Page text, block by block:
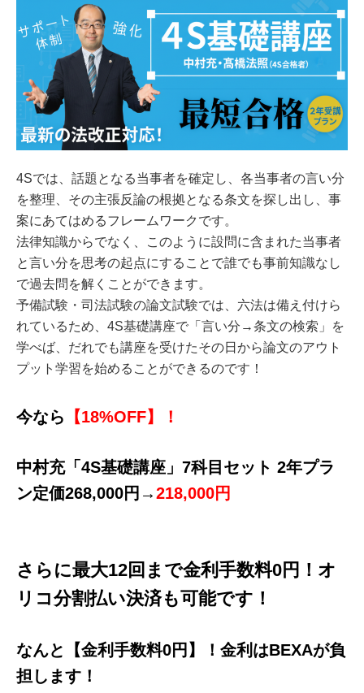
4Sでは、話題となる当事者を確定し、各当事者の言い分
を整理、その主張反論の根拠となる条文を探し出し、事
案にあてはめるフレームワークです。
法律知識からでなく、このように設問に含まれた当事者
と言い分を思考の起点にすることで誰でも事前知識なし
で過去問を解くことができます。
予備試験・司法試験の論文試験では、六法は備え付けら
れているため、4S基礎講座で「言い分→条文の検索」を
学べば、だれでも講座を受けたその日から論文のアウト
プット学習を始めることができるのです！
今なら 【18%OFF】！
中村充「4S基礎講座」7科目セット 2年プラ
ン定価268,000円→218,000円
さらに最大12回まで金利手数料0円！オ
リコ分割払い決済も可能です！
なんと【金利手数料0円】！金利はBEXAが負
担します！